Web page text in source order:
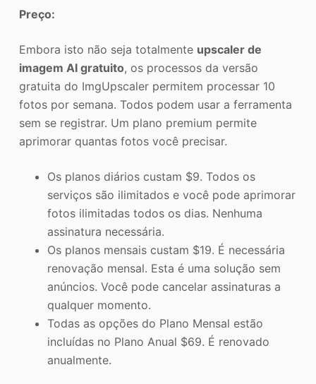
Preço:
Embora isto não seja totalmente upscaler de
imagem AI gratuito, os processos da versão
gratuita do ImgUpscaler permitem processar 10
fotos por semana. Todos podem usar a ferramenta
sem se registrar. Um plano premium permite
aprimorar quantas fotos você precisar.
Os planos diários custam $9. Todos os
serviços são ilimitados e você pode aprimorar
fotos ilimitadas todos os dias. Nenhuma
assinatura necessária.
Os planos mensais custam $19. É necessária
renovação mensal. Esta é uma solução sem
anúncios. Você pode cancelar assinaturas a
qualquer momento.
Todas as opções do Plano Mensal estão
incluídas no Plano Anual $69. É renovado
anualmente.